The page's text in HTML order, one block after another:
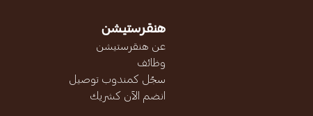
هنقرستيشن
عن هنقرستيشن
وظائف
سجّل كمندوب توصيل
انضم الآن كشريك